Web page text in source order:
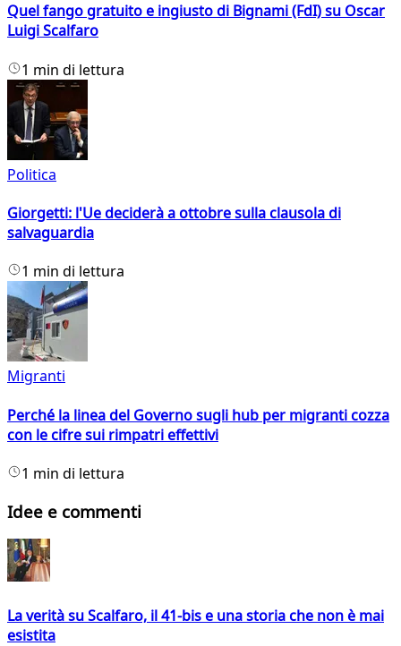
Quel fango gratuito e ingiusto di Bignami (FdI) su Oscar
Luigi Scalfaro
1 min di lettura
Politica
Giorgetti: l'Ue deciderà a ottobre sulla clausola di
salvaguardia
1 min di lettura
Migranti
Perché la linea del Governo sugli hub per migranti cozza
con le cifre sui rimpatri effettivi
1 min di lettura
Idee e commenti
La verità su Scalfaro, il 41-bis e una storia che non è mai
esistita